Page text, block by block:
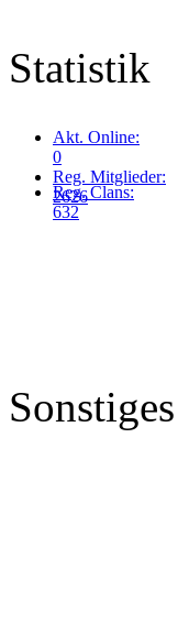
Statistik
Akt. Online:
0
Reg. Mitglieder:
2626
Reg. Clans:
632
Sonstiges